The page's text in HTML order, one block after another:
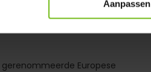
Aanpassen
46cm hoogte kan de tijd en
veel tegenlicht (tegen de
Europese